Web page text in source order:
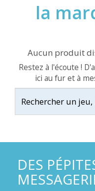
la
Aucun produit
Restez à l'écoute !
ici au fur et à
DES